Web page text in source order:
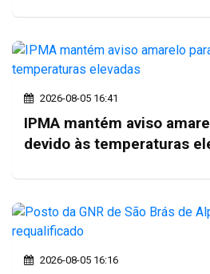
2026-08-05 16:41
IPMA mantém aviso
devido às temperaturas
2026-08-05 16:16